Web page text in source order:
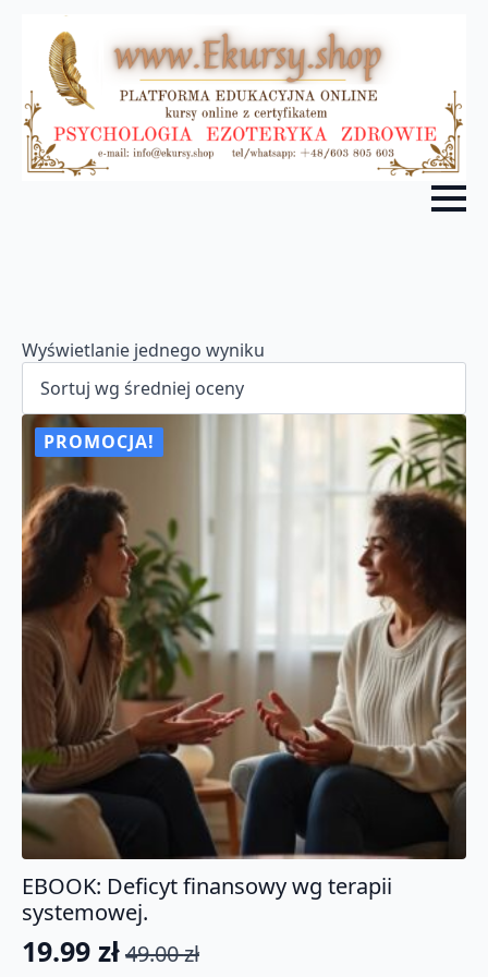
Wyświetlanie jednego wyniku
PROMOCJA!
EBOOK: Deficyt finansowy wg terapii
systemowej.
49.00zł
Pierwotna
19.99 zł
Aktualna